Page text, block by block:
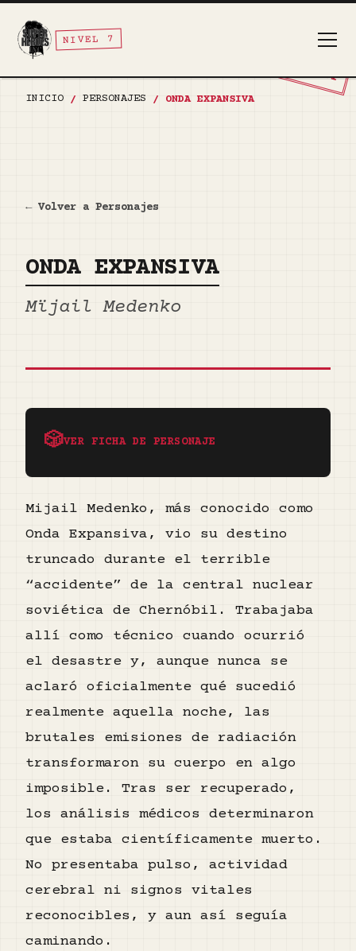
TOP SECRET
NIVEL 7
INICIO / PERSONAJES / ONDA EXPANSIVA
← Volver a Personajes
ONDA EXPANSIVA
Mïjail Medenko
🎲VER FICHA DE PERSONAJE
Mijail Medenko, más conocido como
Onda Expansiva, vio su destino
truncado durante el terrible
“accidente” de la central nuclear
soviética de Chernóbil. Trabajaba
allí como técnico cuando ocurrió
el desastre y, aunque nunca se
aclaró oficialmente qué sucedió
realmente aquella noche, las
brutales emisiones de radiación
transformaron su cuerpo en algo
imposible. Tras ser recuperado,
los análisis médicos determinaron
que estaba científicamente muerto.
No presentaba pulso, actividad
cerebral ni signos vitales
reconocibles, y aun así seguía
caminando.